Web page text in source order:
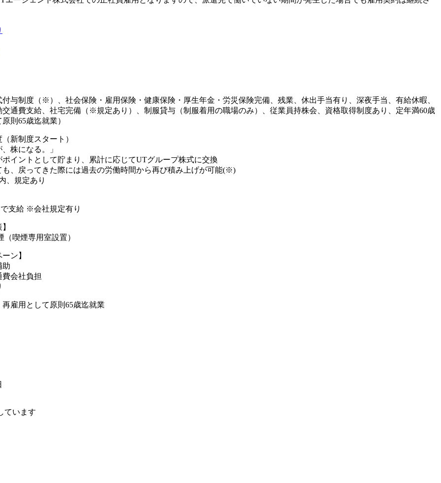
与制度（※）、社会保険・雇用保険・健康保険・厚生年金・労災保険完備、残業、休出手当有り、深夜手当、有給休暇、
交通費支給、社宅完備（※規定あり）、制服貸与（制服着用の職場のみ）、従業員持株会、資格取得制度あり、定年満60歳
則65歳迄就業）
新制度スタート）
株になる。」
ポイントとして貯まり、累計に応じてUTグループ株式に交換
も、戻ってきた際には過去の労働時間から再び積み上げが可能(※)
、規定あり
で支給 ※会社規定有り
（喫煙専用室設置）
ン】
助
会社負担
雇用として原則65歳迄就業
ています